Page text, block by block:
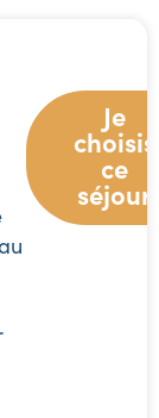
Je
choisis
ce
séjour